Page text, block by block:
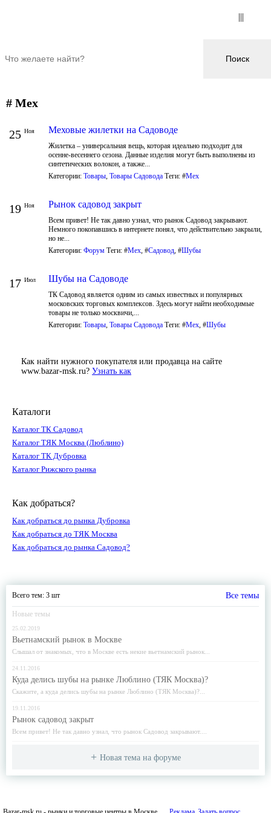
# Мех
Меховые жилетки на Садоводе
Жилетка – универсальная вещь, которая идеально подходит для
осенне-весеннего сезона. Данные изделия могут быть выполнены из
синтетических волокон, а также...
25 Ноя
Категории: Товары Товары Садовода Теги: #Мех
Рынок садовод закрыт
Всем привет! Не так давно узнал, что рынок Садовод закрывают.
Немного покопавшись в интернете понял, что действительно закрыли,
но не...
19 Ноя
Категории: Форум Теги: #Мех , #Садовод , #Шубы
Шубы на Садоводе
ТК Садовод является одним из самых известных и популярных
московских торговых комплексов. Здесь могут найти необходимые
товары не только москвичи,...
17 Июл
Категории: Товары Товары Садовода Теги: #Мех , #Шубы
Как найти нужного покупателя или продавца на сайте
www.bazar-msk.ru? Узнать как
Каталоги
Каталог ТК Садовод
Каталог ТЯК Москва (Люблино)
Каталог ТК Дубровка
Каталог Рижского рынка
Как добраться?
Как добраться до рынка Дубровка
Как добраться до ТЯК Москва
Как добраться до рынка Садовод?
Всего тем: 3 шт Все темы
Новые темы
Вьетнамский рынок в Москве
Слышал от знакомых, что в Москве есть некие вьетнамский рынок...
25.02.2019
Куда делись шубы на рынке Люблино (ТЯК Москва)?
Скажите, а куда делись шубы на рынке Люблино (ТЯК Москва)?...
24.11.2016
Рынок садовод закрыт
Всем привет! Не так давно узнал, что рынок Садовод закрывают....
19.11.2016
Новая тема на форуме